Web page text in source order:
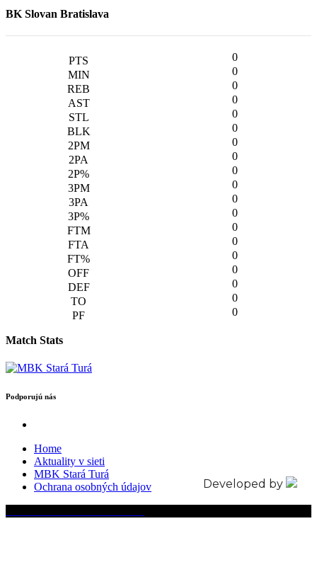
BK Slovan Bratislava
0
0
0
0
0
0
0
0
0
0
0
0
0
0
0
0
0
0
0
Match Stats
Podporujú nás
Home
Aktuality v sieti
MBK Stará Turá
Ochrana osobných údajov
Developed by